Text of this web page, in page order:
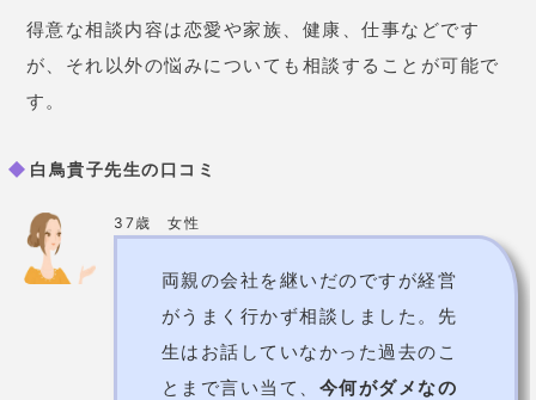
得意な相談内容は恋愛や家族、健康、仕事などです
が、それ以外の悩みについても相談することが可能で
す。
白鳥貴子先生の口コミ
37歳 女性
両親の会社を継いだのですが経営
がうまく行かず相談しました。先
生はお話していなかった過去のこ
とまで言い当て、 今何がダメなの